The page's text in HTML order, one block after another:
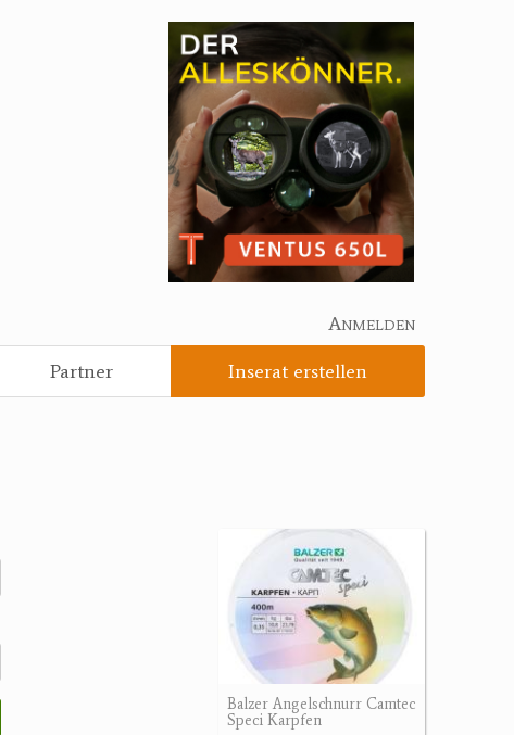
Anmelden
Partner Inserat erstellen
Balzer Angelschnurr Camtec
Speci Karpfen